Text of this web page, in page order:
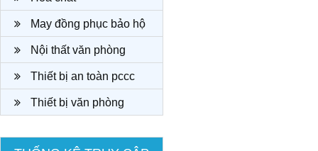
May đồng phục bảo hộ
công tyNội thất văn phòng
Thiết bị an toàn pccc
Thiết bị văn phòng